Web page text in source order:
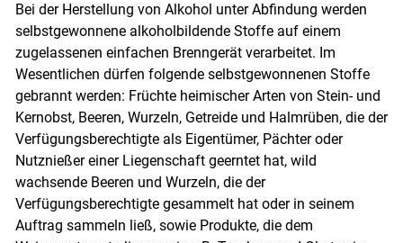
Bei der Herstellung von Alkohol unter Abfindung werden
selbstgewonnene alkoholbildende Stoffe auf einem
zugelassenen einfachen Brenngerät verarbeitet. Im
Wesentlichen dürfen folgende selbstgewonnenen Stoffe
gebrannt werden: Früchte heimischer Arten von Stein- und
Kernobst, Beeren, Wurzeln, Getreide und Halmrüben, die der
Verfügungsberechtigte als Eigentümer, Pächter oder
Nutznießer einer Liegenschaft geerntet hat, wild
wachsende Beeren und Wurzeln, die der
Verfügungsberechtigte gesammelt hat oder in seinem
Auftrag sammeln ließ, sowie Produkte, die dem